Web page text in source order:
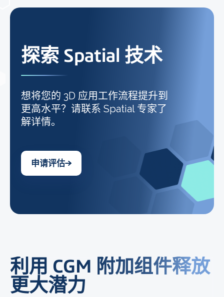
探索 Spatial 技术
想将您的 3D 应用工作流程提升到
更高水平？请联系 Spatial 专家了
解详情。
申请评估
利用 CGM 附加组件释放
更大潜力